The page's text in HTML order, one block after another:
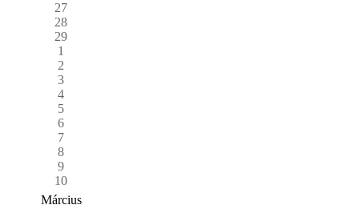
27
28
29
1
2
3
4
5
6
7
8
9
10
Március